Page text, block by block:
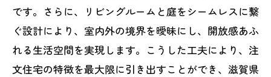
です。さらに、リビングルームと庭をシームレスに繋
ぐ設計により、室内外の境界を曖昧にし、開放感あふ
れる生活空間を実現します。こうした工夫により、注
文住宅の特徴を最大限に引き出すことができ、滋賀県